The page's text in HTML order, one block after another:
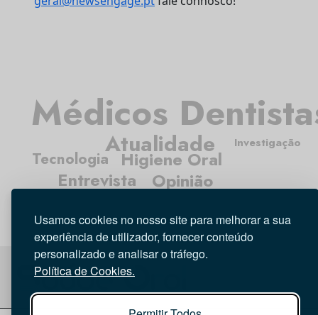
Usamos cookies no nosso site para melhorar a sua
experiência de utilizador, fornecer conteúdo
personalizado e analisar o tráfego.
Política de Cookies.
Atualidade
Médicos
Higiene Oral
Entrevista Opinião
Tecnologia
Investigação